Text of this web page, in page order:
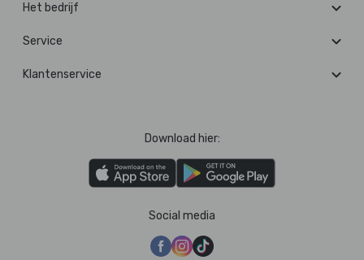
Het bedrijf
Service
Klantenservice
Download hier:
Social media